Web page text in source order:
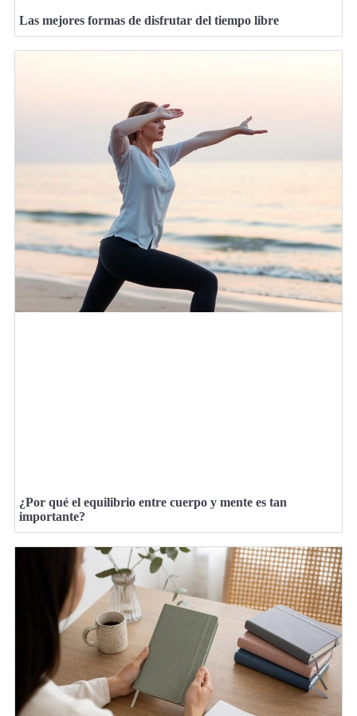
Las mejores formas de disfrutar del tiempo libre
¿Por qué el equilibrio entre cuerpo y mente es tan
importante?